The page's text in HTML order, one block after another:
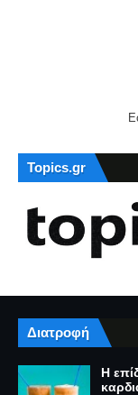
Topics.gr
Διατροφή
Η